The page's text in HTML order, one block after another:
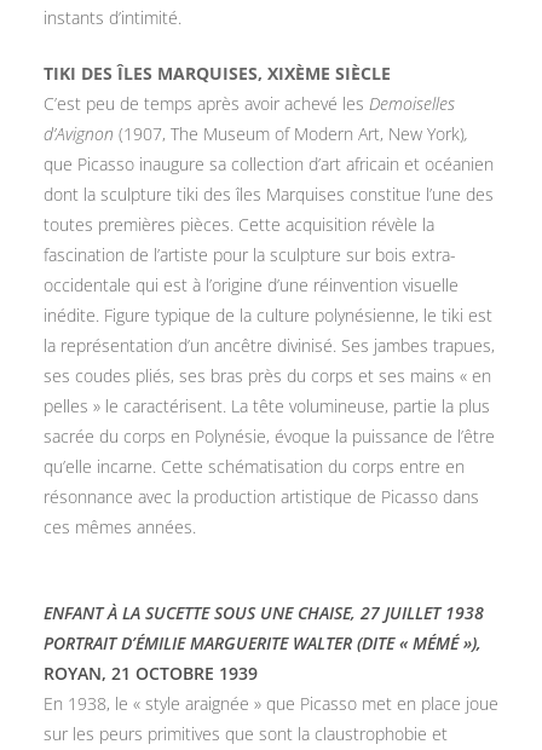
instants d’intimité.
TIKI DES ÎLES MARQUISES, XIXÈME SIÈCLE
C’est peu de temps après avoir achevé les Demoiselles
d’Avignon (1907, The Museum of Modern Art, New York),
que Picasso inaugure sa collection d’art africain et océanien
dont la sculpture tiki des îles Marquises constitue l’une des
toutes premières pièces. Cette acquisition révèle la
fascination de l’artiste pour la sculpture sur bois extra-
occidentale qui est à l’origine d’une réinvention visuelle
inédite. Figure typique de la culture polynésienne, le tiki est
la représentation d’un ancêtre divinisé. Ses jambes trapues,
ses coudes pliés, ses bras près du corps et ses mains « en
pelles » le caractérisent. La tête volumineuse, partie la plus
sacrée du corps en Polynésie, évoque la puissance de l’être
qu’elle incarne. Cette schématisation du corps entre en
résonnance avec la production artistique de Picasso dans
ces mêmes années.
ENFANT À LA SUCETTE SOUS UNE CHAISE, 27 JUILLET 1938
PORTRAIT D’ÉMILIE MARGUERITE WALTER (DITE « MÉMÉ »),
ROYAN, 21 OCTOBRE 1939
En 1938, le « style araignée » que Picasso met en place joue
sur les peurs primitives que sont la claustrophobie et